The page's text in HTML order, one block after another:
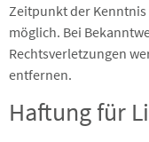
Zeitpunkt der
möglich. Bei
Rechtsverletzungen
entfernen.
Haftung für